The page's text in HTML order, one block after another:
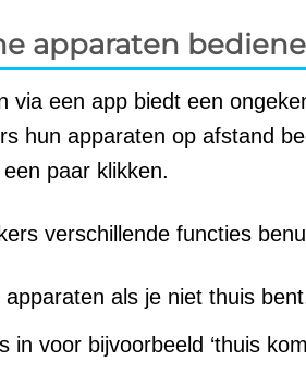
apparaten
via een app biedt een
hun apparaten op afstand
paar klikken.
verschillende functies
apparaten als je niet thuis
in voor bijvoorbeeld ‘thuis